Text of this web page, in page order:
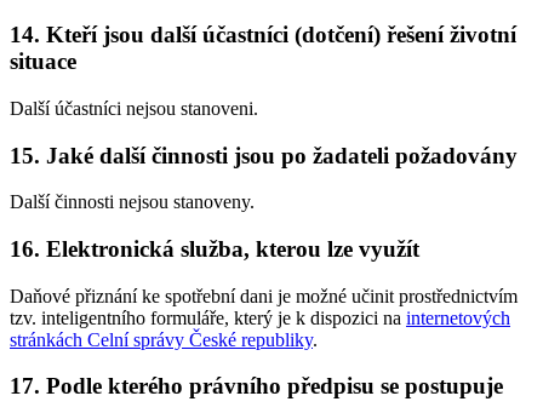
14. Kteří jsou další účastníci (dotčení) řešení životní
situace
Další účastníci nejsou stanoveni.
15. Jaké další činnosti jsou po žadateli požadovány
Další činnosti nejsou stanoveny.
16. Elektronická služba, kterou lze využít
Daňové přiznání ke spotřební dani je možné učinit prostřednictvím
tzv. inteligentního formuláře, který je k dispozici na internetových
stránkách Celní správy České republiky.
17. Podle kterého právního předpisu se postupuje